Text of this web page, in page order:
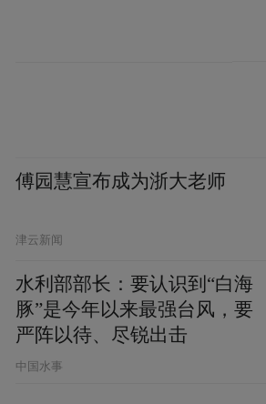
傅园慧宣布成为浙大老师
津云新闻
水利部部长：要认识到“白海
豚”是今年以来最强台风，要
严阵以待、尽锐出击
中国水事